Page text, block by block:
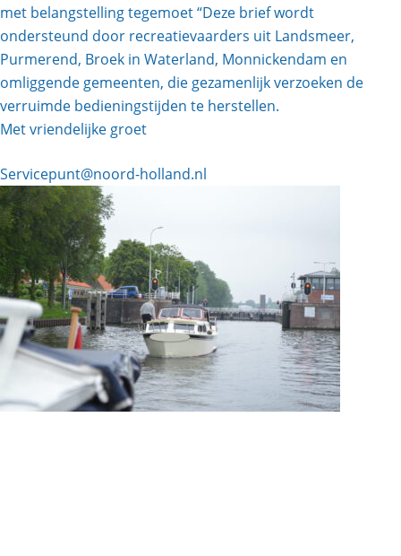
met belangstelling tegemoet “Deze brief wordt
ondersteund door recreatievaarders uit Landsmeer,
Purmerend, Broek in Waterland, Monnickendam en
omliggende gemeenten, die gezamenlijk verzoeken de
verruimde bedieningstijden te herstellen.
Met vriendelijke groet
Servicepunt@noord-holland.nl